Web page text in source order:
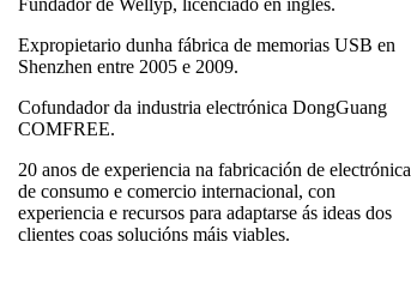
Fundador de Wellyp, licenciado en inglés.
Expropietario dunha fábrica de memorias USB en
Shenzhen entre 2005 e 2009.
Cofundador da industria electrónica DongGuang
COMFREE.
20 anos de experiencia na fabricación de electrónica
de consumo e comercio internacional, con
experiencia e recursos para adaptarse ás ideas dos
clientes coas solucións máis viables.